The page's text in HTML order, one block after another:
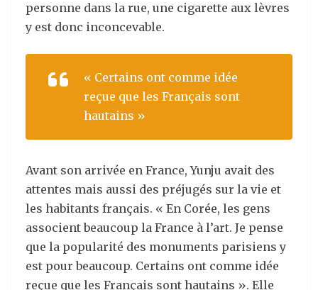
personne dans la rue, une cigarette aux lèvres
y est donc inconcevable.
« Certains ont comme idée
reçue que les Français sont
hautains »
Avant son arrivée en France, Yunju avait des
attentes mais aussi des préjugés sur la vie et
les habitants français. « En Corée, les gens
associent beaucoup la France à l’art. Je pense
que la popularité des monuments parisiens y
est pour beaucoup. Certains ont comme idée
reçue que les Français sont hautains ». Elle